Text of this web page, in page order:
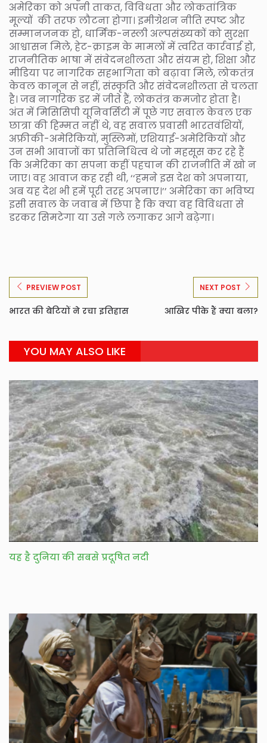
अमेरिका को अपनी ताकत, विविधता और लोकतांत्रिक
मूल्यों की तरफ लौटना होगा। इमीग्रेशन नीति स्पष्ट और
सम्मानजनक हो, धार्मिक-नस्ली अल्पसंख्यकों को सुरक्षा
आश्वासन मिले, हेट-क्राइम के मामलों में त्वरित कार्रवाई हो,
राजनीतिक भाषा में संवेदनशीलता और संयम हो, शिक्षा और
मीडिया पर नागरिक सहभागिता को बढ़ावा मिले, लोकतंत्र
केवल कानून से नहीं, संस्कृति और संवेदनशीलता से चलता
है। जब नागरिक डर में जीते हैं, लोकतंत्र कमजोर होता है।
अंत में मिसिसिपी यूनिवर्सिटी में पूछे गए सवाल केवल एक
छात्रा की हिम्मत नहीं थे, वह सवाल प्रवासी भारतवंशियों,
अफ्रीकी-अमेरिकियों, मुस्लिमों, एशियाई-अमेरिकियों और
उन सभी आवाजों का प्रतिनिधित्व थे जो महसूस कर रहे हैं
कि अमेरिका का सपना कहीं पहचान की राजनीति में खो न
जाए। वह आवाज कह रही थी, ‘‘हमने इस देश को अपनाया,
अब यह देश भी हमें पूरी तरह अपनाए।’’ अमेरिका का भविष्य
इसी सवाल के जवाब में छिपा है कि क्या वह विविधता से
डरकर सिमटेगा या उसे गले लगाकर आगे बढ़ेगा।
PREVIEW POST
भारत की बेटियों ने रचा इतिहास
NEXT POST
आखिर पीके हैं क्या बला?
YOU MAY ALSO LIKE
यह है दुनिया की सबसे प्रदूषित नदी